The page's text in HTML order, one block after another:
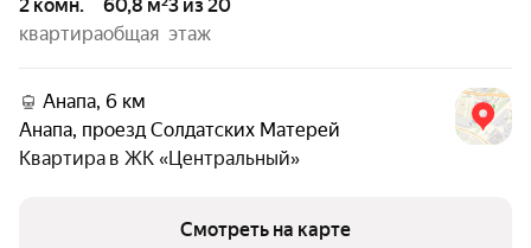
2 комн.
квартира
60,8 м²
общая
3 из 20
этаж
Анапа, 6 км
Анапа, проезд Солдатских Матерей
Квартира в ЖК «Центральный»
Смотреть на карте